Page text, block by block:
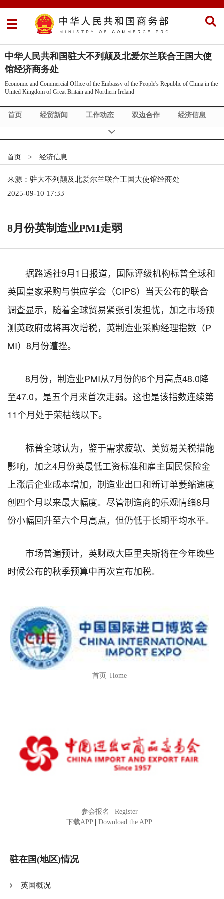
中华人民共和国驻大不列颠及北爱尔兰联合王国大使
馆经济商务处
Economic and Commercial Office of the Embassy of the People's Republic of China in the
United Kingdom of Great Britain and Northern Ireland
首页 经贸新闻 工作动态 双边合作 经济信息
Commercial News
Exhibition Info
首页 > 经济信息
来源：驻大不列颠及北爱尔兰联合王国大使馆经商处
2025-09-10 17:33
8月份英制造业PMI走弱
据路透社9月1日报道，国际评级机构标普全球和
英国皇家采购与供应学会（CIPS）当天公布的联合
调查显示，随着全球贸易紧张引发担忧，加之市场预
测英政府或将再次增税，英制造业采购经理指数（P
MI）8月份遭挫。
8月份，制造业PMI从7月份的6个月高点48.0降
至47.0，是五个月来首次走弱。这也是该指数连续第
11个月处于荣枯线以下。
标普全球认为，鉴于需求疲软、美贸易关税措施
影响，加之4月份英最低工资标准和雇主国民保险金
上涨后企业成本增加，制造业出口和新订单萎缩速度
创四个月以来最大幅度。尽管制造商的乐观情绪8月
份小幅回升至六个月高点，但仍低于长期平均水平。
市场普遍预计，英财政大臣里夫斯将在今年晚些
时候公布的秋季预算中再次宣布加税。
首页| Home
参会报名
Register
下载APP
Download the APP
驻在国(地区)情况
英国概况